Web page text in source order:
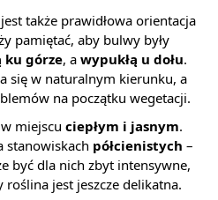
także prawidłowa orientacja
pamiętać, aby bulwy były
ku górze, a wypukłą u dołu.
się w naturalnym kierunku, a
na początku wegetacji.
miejscu ciepłym i jasnym.
stanowiskach półcienistych –
być dla nich zbyt intensywne,
jest jeszcze delikatna.